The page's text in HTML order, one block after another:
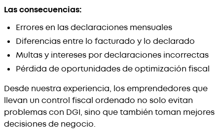
Las consecuencias:
Errores en las declaraciones mensuales
Diferencias entre lo facturado y lo declarado
Multas y intereses por declaraciones incorrectas
Pérdida de oportunidades de optimización fiscal
Desde nuestra experiencia, los emprendedores que
llevan un control fiscal ordenado no solo evitan
problemas con DGI, sino que también toman mejores
decisiones de negocio.